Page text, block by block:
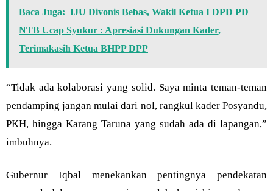
Baca Juga: IJU Divonis Bebas, Wakil Ketua I DPD PD
NTB Ucap Syukur : Apresiasi Dukungan Kader,
Terimakasih Ketua BHPP DPP
“Tidak ada kolaborasi yang solid. Saya minta teman-teman
pendamping jangan mulai dari nol, rangkul kader Posyandu,
PKH, hingga Karang Taruna yang sudah ada di lapangan,”
imbuhnya.
Gubernur Iqbal menekankan pentingnya pendekatan